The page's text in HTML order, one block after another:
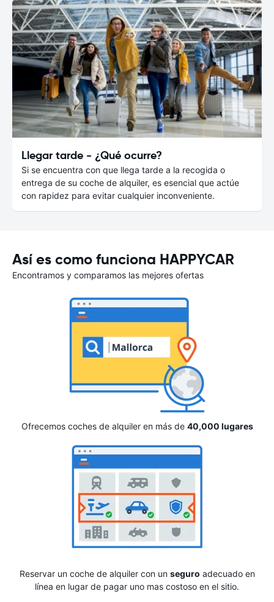
Llegar tarde - ¿Qué ocurre?
Si se encuentra con que llega tarde a la recogida o
entrega de su coche de alquiler, es esencial que actúe
con rapidez para evitar cualquier inconveniente.
Así es como funciona HAPPYCAR
Encontramos y comparamos las mejores ofertas
Ofrecemos coches de alquiler en más de 40,000 lugares
Reservar un coche de alquiler con un seguro adecuado en
línea en lugar de pagar uno mas costoso en el sitio.